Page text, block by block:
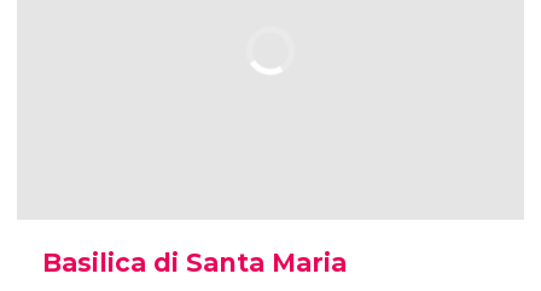
Basilica di Santa Maria